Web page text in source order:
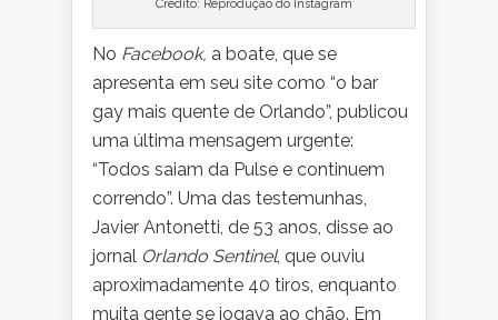
Crédito: Reprodução do Instagram
No Facebook, a boate, que se
apresenta em seu site como “o bar
gay mais quente de Orlando”, publicou
uma última mensagem urgente:
“Todos saiam da Pulse e continuem
correndo”. Uma das testemunhas,
Javier Antonetti, de 53 anos, disse ao
jornal Orlando Sentinel, que ouviu
aproximadamente 40 tiros, enquanto
muita gente se jogava ao chão. Em